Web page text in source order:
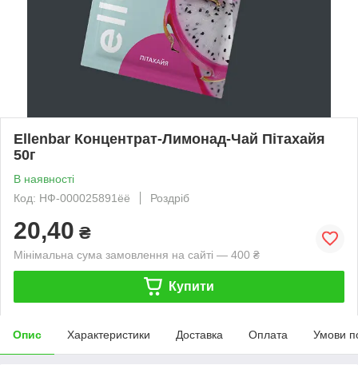
Ellenbar Концентрат-Лимонад-Чай Пітахайя
50г
В наявності
Код: НФ-000025891ёё
Роздріб
20,40 ₴
Мінімальна сума замовлення на сайті — 400 ₴
Купити
Опис Характеристики Доставка Оплата Умови